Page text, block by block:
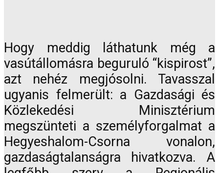
Hogy meddig láthatunk még a
vasútállomásra beguruló “kispirost”,
azt nehéz megjósolni. Tavasszal
ugyanis felmerült: a Gazdasági és
Közlekedési Minisztérium
megszünteti a személyforgalmat a
Hegyeshalom-Csorna vonalon,
gazdaságtalanságra hivatkozva. A